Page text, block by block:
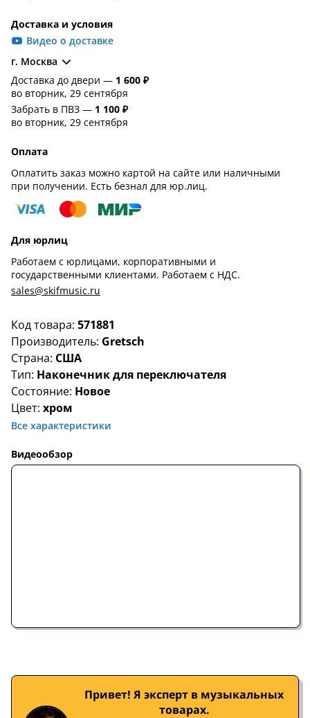
Код товара: 571881
Производитель: Gretsch
Страна: США
Тип: Наконечник для переключателя
Состояние: Новое
Цвет: хром
Все характеристики
Видеообзор
Доставка и условия
Видео о доставке
г. Москва
Доставка до двери — 1 600 ₽
во вторник, 29 сентября
Забрать в ПВЗ — 1 100 ₽
во вторник, 29 сентября
Оплата
Оплатить заказ можно картой на сайте или наличными
при получении. Есть безнал для юр.лиц.
Для юрлиц
Работаем с юрлицами, корпоративными и
государственными клиентами. Работаем с НДС.
sales@skifmusic.ru
Привет! Я эксперт в музыкальных
товарах.